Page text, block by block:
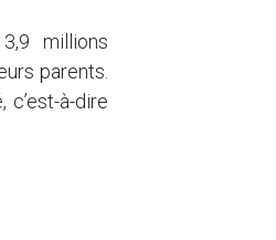
millions
parents.
à-dire